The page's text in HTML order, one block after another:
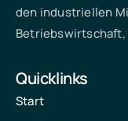
den industriellen
Betriebswirtschaft,
Quicklinks
Start